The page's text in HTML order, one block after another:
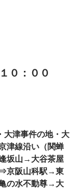
０：００
大津事件の地・大
津線沿い（関蝉
坂山→大谷茶屋
京阪山科駅 →東
の水不動尊→大